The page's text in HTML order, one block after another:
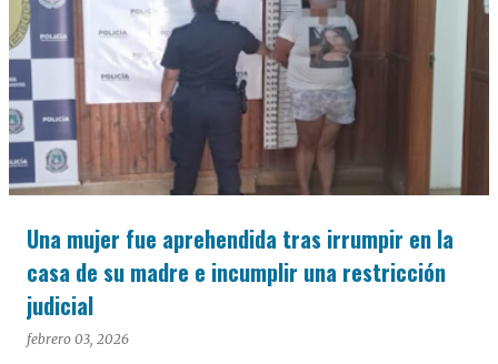
Una mujer fue aprehendida tras irrumpir en la
casa de su madre e incumplir una restricción
judicial
febrero 03, 2026